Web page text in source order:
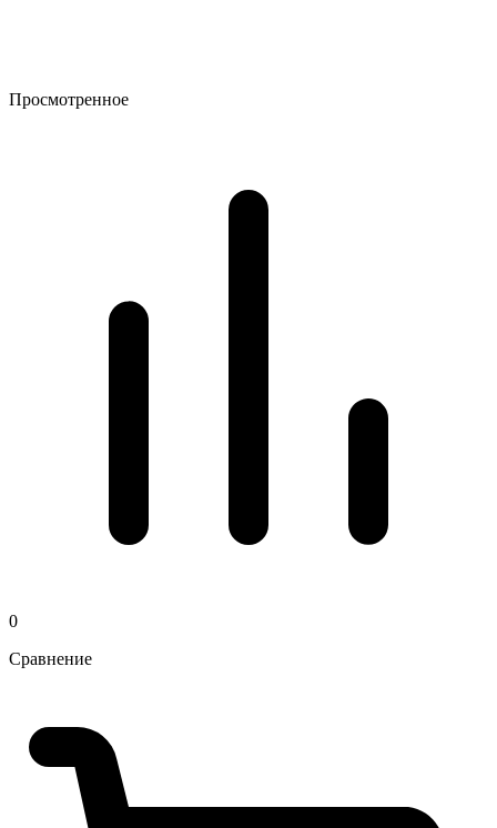
Просмотренное
0
Сравнение